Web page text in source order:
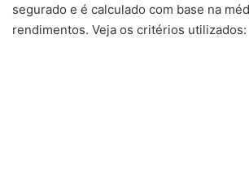
segurado e é calculado com base na
rendimentos. Veja os critérios utilizados: